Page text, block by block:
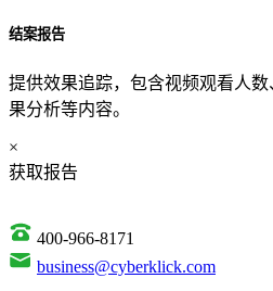
结案报告
提供效果追踪，包含视频观看人
果分析等内容。
×
获取报告
400-966-8171
business@cyberklick.com